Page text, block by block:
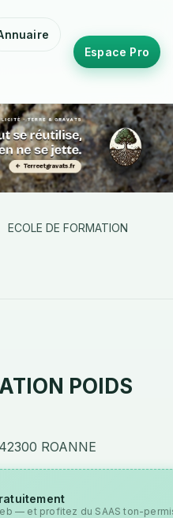
Espace Pro
ECOLE DE FORMATION
POIDS
ROANNE
— et profitez du SAAS ton-